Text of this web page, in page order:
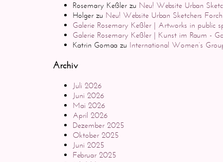
Rosemary Keßler zu Neu! Website Urban
Holger zu Neu! Website Urban Sketchers
Galerie Rosemary Keßler | Artworks in public
Galerie Rosemary Keßler | Kunst im Raum -
Katrin Gomaa zu International Women’s
Archiv
Juli 2026
Juni 2026
Mai 2026
April 2026
Dezember 2025
Oktober 2025
Juni 2025
Februar 2025